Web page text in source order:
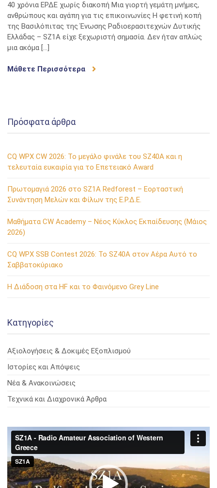
Βασιλόπιτας
2026:
Μια
γιορτή
40 χρόνια ΕΡΔΕ χωρίς διακοπή Μια γιορτή γεμάτη μνήμες,
ανθρώπους και αγάπη για τις επικοινωνίες Η φετινή κοπή
της Βασιλόπιτας της Ένωσης Ραδιοερασιτεχνών Δυτικής
Ελλάδας – SZ1A είχε ξεχωριστή σημασία. Δεν ήταν απλώς
μια ακόμα […]
Μάθετε Περισσότερα
Πρόσφατα άρθρα
CQ WPX CW 2026: Το μεγάλο φινάλε του SZ40A και η
τελευταία ευκαιρία για το Επετειακό Award
Πρωτομαγιά 2026 στο SZ1A Redforest – Εορταστική
Συνάντηση Μελών και Φίλων της Ε.Ρ.Δ.Ε.
Μαθήματα CW Academy – Νέος Κύκλος Εκπαίδευσης (Μάιος
2026)
CQ WPX SSB Contest 2026: Το SZ40A στον Αέρα Αυτό το
Σαββατοκύριακο
Η Διάδοση στα HF και το Φαινόμενο Grey Line
Kατηγορίες
Αξιολογήσεις & Δοκιμές Εξοπλισμού
Ιστορίες και Απόψεις
Νέα & Ανακοινώσεις
Τεχνικά και Διαχρονικά Άρθρα
Πρόγραμμα
Αναπαραγωγής
Βίντεο